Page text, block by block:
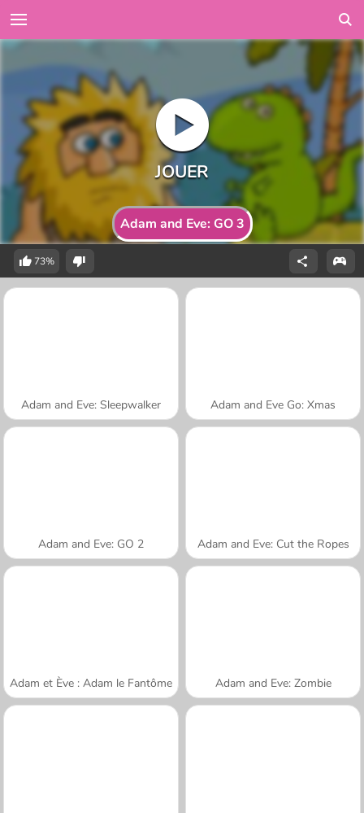
Adam and Eve: GO 3
73%
Adam and Eve: Sleepwalker Adam and Eve Go: Xmas
Adam and Eve: GO 2 Adam and Eve: Cut the Ropes
Adam et Ève : Adam le Fantôme Adam and Eve: Zombie